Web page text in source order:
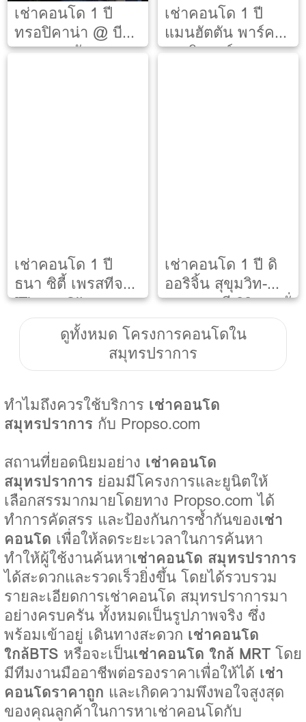
เช่าคอนโด 1 ปี
ทรอปิคาน่า @ บีที
เอส เอราวัณ
เช่าคอนโด 1 ปี
แมนฮัตตัน พาร์ค
เรสซิเดนซ์
เช่าคอนโด 1 ปี
ธนา ซิตี้ เพรสทีจ
[Thana City
Prestige]
เช่าคอนโด 1 ปี ดิ
ออริจิ้น สุขุมวิท-
สายลวด อี 22 สเตชั่
น
ดูทั้งหมด โครงการคอนโดใน
สมุทรปราการ
ทำไมถึงควรใช้บริการ เช่าคอนโด
สมุทรปราการ กับ Propso.com
สถานที่ยอดนิยมอย่าง เช่าคอนโด
สมุทรปราการ ย่อมมีโครงการและยูนิตให้
เลือกสรรมากมายโดยทาง Propso.com ได้
ทำการคัดสรร และป้องกันการซ้ำกันของเช่า
คอนโด เพื่อให้ลดระยะเวลาในการค้นหา
ทำให้ผู้ใช้งานค้นหาเช่าคอนโด สมุทรปราการ
ได้สะดวกและรวดเร็วยิ่งขึ้น โดยได้รวบรวม
รายละเอียดการเช่าคอนโด สมุทรปราการมา
อย่างครบครัน ทั้งหมดเป็นรูปภาพจริง ซึ่ง
พร้อมเข้าอยู่ เดินทางสะดวก เช่าคอนโด
ใกล้BTS หรือจะเป็นเช่าคอนโด ใกล้ MRT โดย
มีทีมงานมืออาชีพต่อรองราคาเพื่อให้ได้ เช่า
คอนโดราคาถูก และเกิดความพึงพอใจสูงสุด
ของคุณลูกค้าในการหาเช่าคอนโดกับ